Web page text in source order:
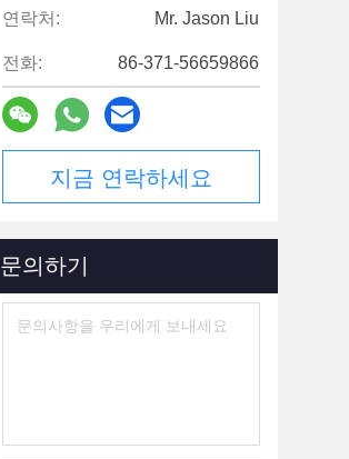
연락처: Mr. Jason Liu
전화: 86-371-56659866
지금 연락하세요
문의하기